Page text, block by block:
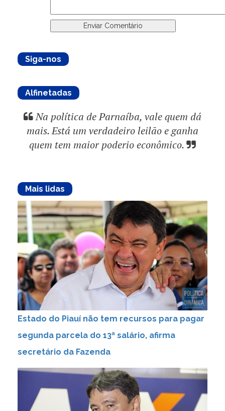
Siga-nos
Alfinetadas
Na política de Parnaíba, vale quem dá
mais. Está um verdadeiro leilão e ganha
quem tem maior poderio econômico.
Mais lidas
Estado do Piauí não tem recursos para pagar
segunda parcela do 13ª salário, afirma
secretário da Fazenda